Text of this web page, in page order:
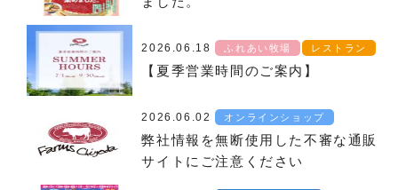
2026.06.18 ふれあい牧場 レストラン
【夏季営業時間のご案内】
2026.06.02 オンラインショップ
弊社情報を無断使用した不審な通販
サイトにご注意ください